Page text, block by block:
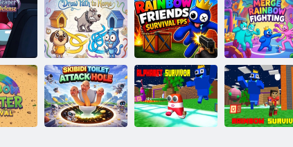
Rajzolja meg az
otthon felé
vezető utat
Rainbow
Friends Survival
FPS
Merge Rainbow
Fighting